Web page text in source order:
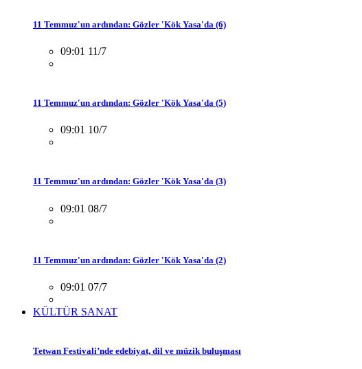
11 Temmuz'un ardından: Gözler 'Kök Yasa'da (6)
09:01 11/7
11 Temmuz'un ardından: Gözler 'Kök Yasa'da (5)
09:01 10/7
11 Temmuz'un ardından: Gözler 'Kök Yasa'da (3)
09:01 08/7
11 Temmuz'un ardından: Gözler 'Kök Yasa'da (2)
09:01 07/7
KÜLTÜR SANAT
Tetwan Festivali’nde edebiyat, dil ve müzik buluşması